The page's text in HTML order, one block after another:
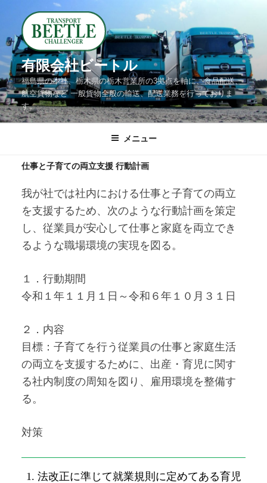
テ
ン
ツ
へ
ス
有限会社ビートル
福島県の本社、栃木県の栃木営業所の3拠点を軸に、食品配送、
航空貨物など 一般貨物全般の輸送、配送業務を行っておりま
す。
メニュー
仕事と子育ての両立支援 行動計画
我が社では社内における仕事と子育ての両立
を支援するため、次のような行動計画を策定
し、従業員が安心して仕事と家庭を両立でき
るような職場環境の実現を図る。
１．行動期間
令和１年１１月１日～令和６年１０月３１日
２．内容
目標：子育てを行う従業員の仕事と家庭生活
の両立を支援するために、出産・育児に関す
る社内制度の周知を図り、雇用環境を整備す
る。
対策
法改正に準じて就業規則に定めてある育児